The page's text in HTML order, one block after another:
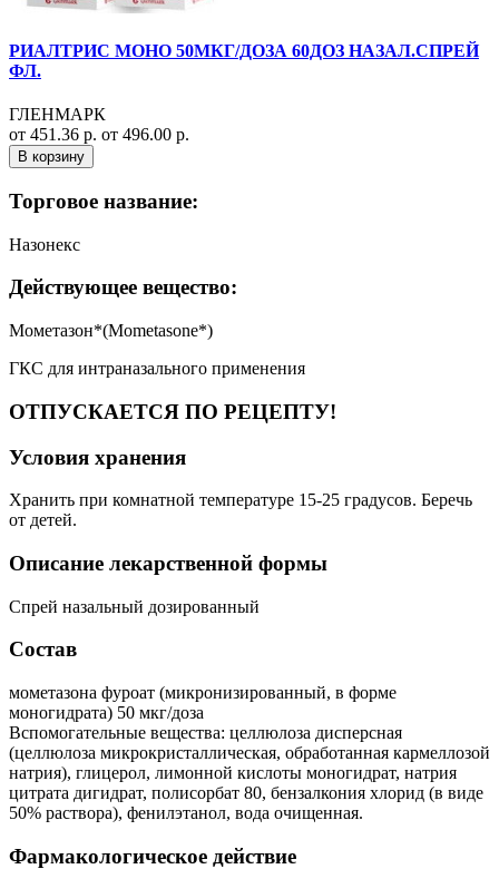
РИАЛТРИС МОНО 50МКГ/ДОЗА 60ДОЗ НАЗАЛ.СПРЕЙ
ФЛ.
ГЛЕНМАРК
от 451.36 р. от 496.00 р.
В корзину
Торговое название:
Назонекс
Действующее вещество:
Мометазон*(Mometasone*)
ГКС для интраназального применения
ОТПУСКАЕТСЯ ПО РЕЦЕПТУ!
Условия хранения
Хранить при комнатной температуре 15-25 градусов. Беречь
от детей.
Описание лекарственной формы
Спрей назальный дозированный
Состав
мометазона фуроат (микронизированный, в форме
моногидрата) 50 мкг/доза
Вспомогательные вещества: целлюлоза дисперсная
(целлюлоза микрокристаллическая, обработанная кармеллозой
натрия), глицерол, лимонной кислоты моногидрат, натрия
цитрата дигидрат, полисорбат 80, бензалкония хлорид (в виде
50% раствора), фенилэтанол, вода очищенная.
Фармакологическое действие